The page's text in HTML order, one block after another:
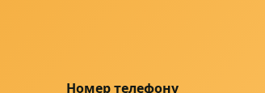
Номер телефону